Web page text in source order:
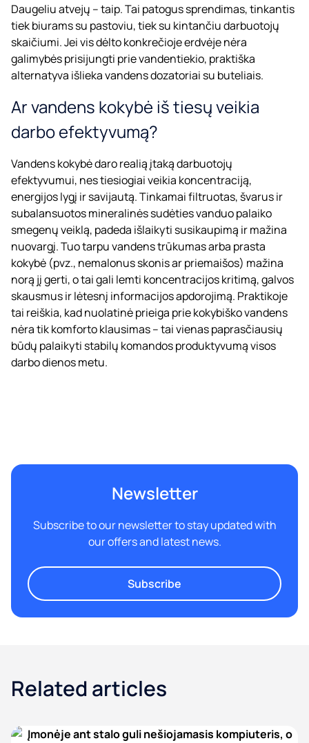
Daugeliu atvejų – taip. Tai patogus sprendimas, tinkantis
tiek biurams su pastoviu, tiek su kintančiu darbuotojų
skaičiumi. Jei vis dėlto konkrečioje erdvėje nėra
galimybės prisijungti prie vandentiekio, praktiška
alternatyva išlieka vandens dozatoriai su buteliais.
Ar vandens kokybė iš tiesų veikia
darbo efektyvumą?
Vandens kokybė daro realią įtaką darbuotojų
efektyvumui, nes tiesiogiai veikia koncentraciją,
energijos lygį ir savijautą. Tinkamai filtruotas, švarus ir
subalansuotos mineralinės sudėties vanduo palaiko
smegenų veiklą, padeda išlaikyti susikaupimą ir mažina
nuovargį. Tuo tarpu vandens trūkumas arba prasta
kokybė (pvz., nemalonus skonis ar priemaišos) mažina
norą jį gerti, o tai gali lemti koncentracijos kritimą, galvos
skausmus ir lėtesnį informacijos apdorojimą. Praktikoje
tai reiškia, kad nuolatinė prieiga prie kokybiško vandens
nėra tik komforto klausimas – tai vienas paprasčiausių
būdų palaikyti stabilų komandos produktyvumą visos
darbo dienos metu.
Newsletter
Subscribe to our newsletter to stay updated with
our offers and latest news.
Subscribe
Related articles